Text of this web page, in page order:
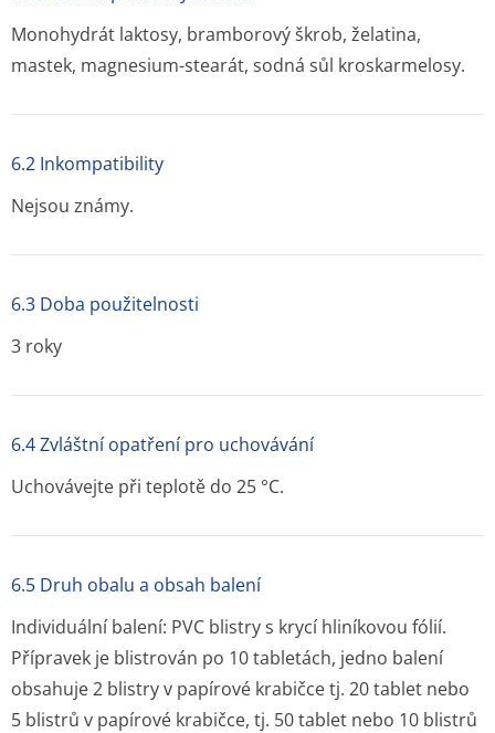
Monohydrát laktosy, bramborový škrob, želatina,
mastek, magnesium-stearát, sodná sůl kroskarmelosy.
6.2 Inkompatibility
Nejsou známy.
6.3 Doba použitelnosti
3 roky
6.4 Zvláštní opatření pro uchovávání
Uchovávejte při teplotě do 25 °C.
6.5 Druh obalu a obsah balení
Individuální balení: PVC blistry s krycí hliníkovou fólií.
Přípravek je blistrován po 10 tabletách, jedno balení
obsahuje 2 blistry v papírové krabičce tj. 20 tablet nebo
5 blistrů v papírové krabičce, tj. 50 tablet nebo 10 blistrů